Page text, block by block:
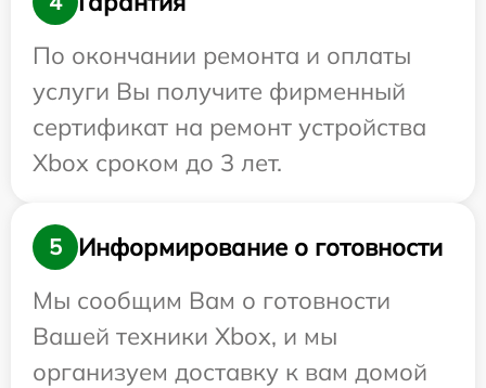
По окончании ремонта и оплаты
услуги Вы получите фирменный
сертификат на ремонт устройства
Xbox сроком до 3 лет.
5
Информирование о готовности
Мы сообщим Вам о готовности
Вашей техники Xbox, и мы
организуем доставку к вам домой